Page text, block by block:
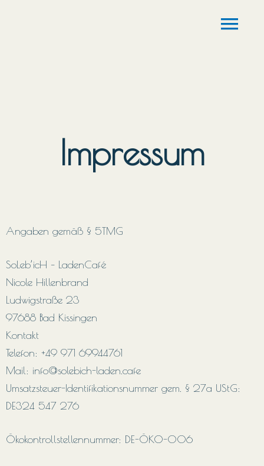
Impressum
Angaben gemäß § 5TMG
SoLeb’icH – LadenCafé
Nicole Hillenbrand
Ludwigstraße 23
97688 Bad Kissingen
Kontakt
Telefon: +49 971 69944761
Mail: info@solebich-laden.cafe
Umsatzsteuer-Identifikationsnummer gem. § 27a UStG:
DE324 547 276
Ökokontrollstellennummer: DE-ÖKO-006